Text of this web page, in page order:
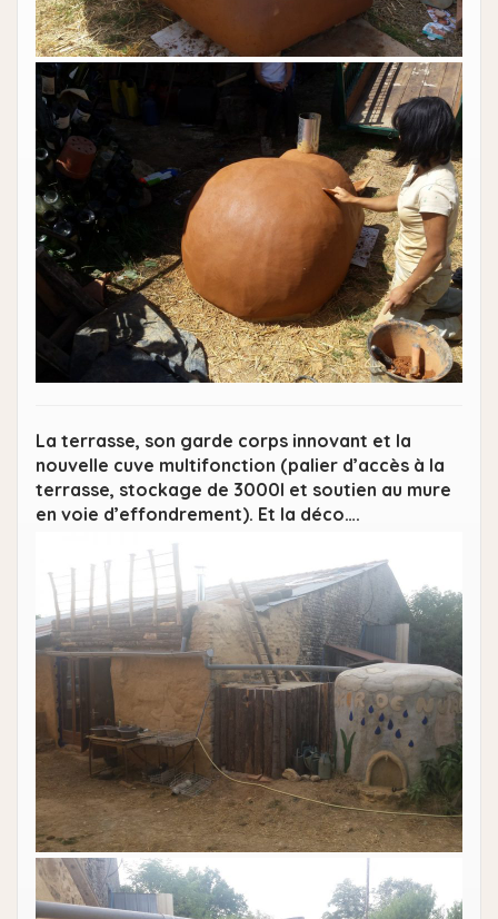
La terrasse, son garde corps innovant et la
nouvelle cuve multifonction (palier d’accès à la
terrasse, stockage de 3000l et soutien au mure
en voie d’effondrement). Et la déco….